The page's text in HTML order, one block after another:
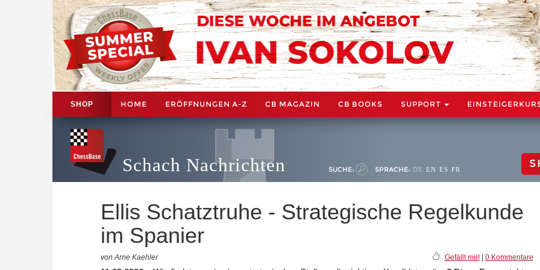
SHOP HOME ERÖFFNUNGEN A-Z CB MAGAZIN CB BOOKS SUPPORT
Schach Nachrichten SUCHE: SPRACHE: DE EN ES FR
Ellis Schatztruhe - Strategische Regelkunde
im Spanier
von Arne Kaehler Gefällt mir!| 0 Kommentare